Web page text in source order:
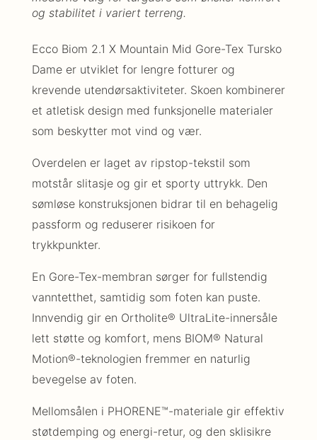
og stabilitet i variert terreng.
Ecco Biom 2.1 X Mountain Mid Gore-Tex Tursko
Dame er utviklet for lengre fotturer og
krevende utendørsaktiviteter. Skoen kombinerer
et atletisk design med funksjonelle materialer
som beskytter mot vind og vær.
Overdelen er laget av ripstop-tekstil som
motstår slitasje og gir et sporty uttrykk. Den
sømløse konstruksjonen bidrar til en behagelig
passform og reduserer risikoen for
trykkpunkter.
En Gore-Tex-membran sørger for fullstendig
vanntetthet, samtidig som foten kan puste.
Innvendig gir en Ortholite® UltraLite-innersåle
lett støtte og komfort, mens BIOM® Natural
Motion®-teknologien fremmer en naturlig
bevegelse av foten.
Mellomsålen i PHORENE™-materiale gir effektiv
støtdemping og energi-retur, og den sklisikre